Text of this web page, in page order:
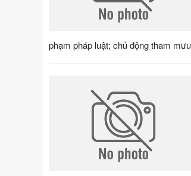
phạm pháp luật; chủ động tham